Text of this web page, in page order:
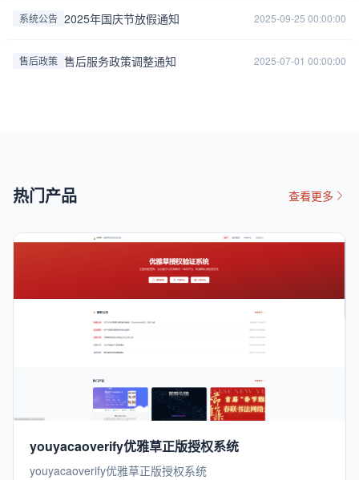
系统公告 2025年国庆节放假通知 2025-09-25 00:00:00
售后政策 售后服务政策调整通知 2025-07-01 00:00:00
热门产品 查看更多
youyacaoverify优雅草正版授权系统
youyacaoverify优雅草正版授权系统